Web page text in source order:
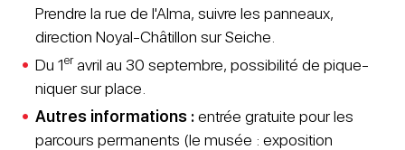
Prendre la rue de l'Alma, suivre les panneaux,
direction Noyal-Châtillon sur Seiche.
Du 1eravril au 30 septembre, possibilité de pique-
niquer sur place.
Autres informations :entrée gratuite pour les
parcours permanents (le musée : exposition